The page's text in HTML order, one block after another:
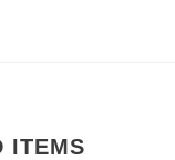
ITEMS